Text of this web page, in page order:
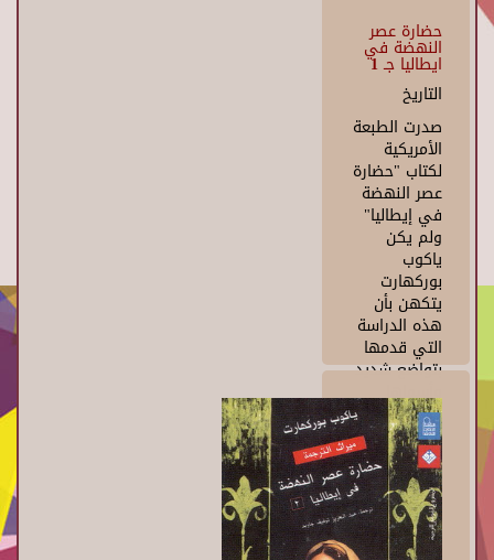
حضارة عصر
النهضة في
ايطاليا جـ 1
التاريخ
صدرت الطبعة
الأمريكية
لكتاب "حضارة
عصر النهضة
في إيطاليا"
ولم يكن
ياكوب
بوركهارت
يتكهن بأن
هذه الدراسة
التي قدمها
بتواضع شديد
وأسماها
بالمقالة
ستصبح
التفسيرالقاطع
لحقبة عظيمة
في التاريخ
ولم يكن
ليتخيل أن كل